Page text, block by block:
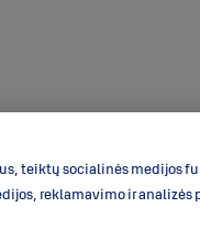
teiktų socialinės medijos
reklamavimo ir analizės